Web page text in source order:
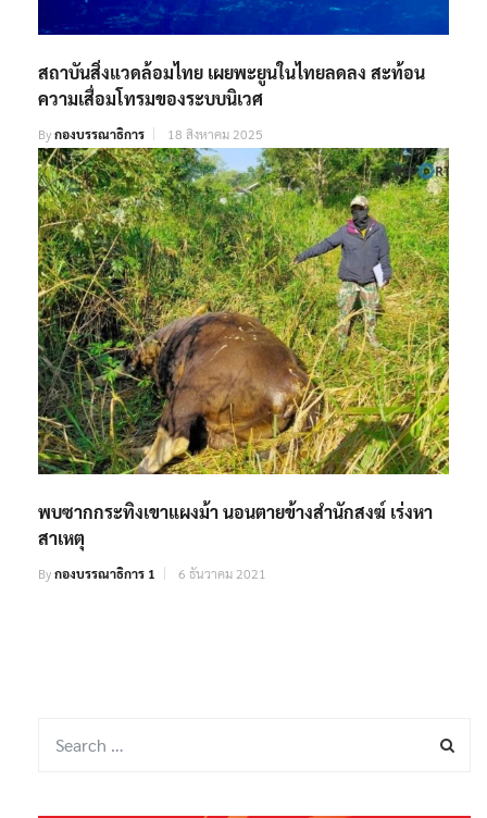
สถาบันสิ่งแวดล้อมไทย เผยพะยูนในไทยลดลง สะท้อน
ความเสื่อมโทรมของระบบนิเวศ
Byกองบรรณาธิการ 18 สิงหาคม 2025
พบซากกระทิงเขาแผงม้า นอนตายข้างสำนักสงฆ์ เร่งหา
สาเหตุ
Byกองบรรณาธิการ 1 6 ธันวาคม 2021